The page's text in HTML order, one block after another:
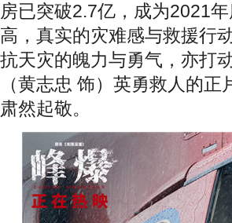
房已突破2.7亿，成为2021
高，真实的灾难感与救援行
抗天灾的魄力与勇气，亦打
（黄志忠 饰）英勇救人的
肃然起敬。